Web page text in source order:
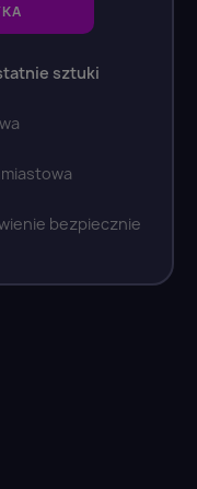
sztuki
bezpiecznie